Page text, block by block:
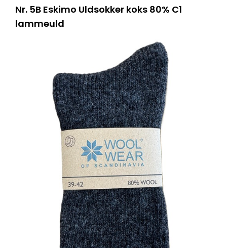
Nr. 5B Eskimo Uldsokker koks 80% C1
lammeuld